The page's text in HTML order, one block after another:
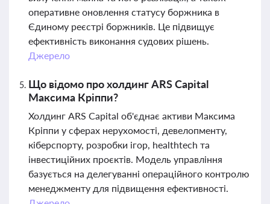
оперативне оновлення статусу боржника в
Єдиному реєстрі боржників. Це підвищує
ефективність виконання судових рішень.
Джерело
Що відомо про холдинг ARS Capital
Максима Кріппи?
Холдинг ARS Capital об'єднає активи Максима
Кріппи у сферах нерухомості, девелопменту,
кіберспорту, розробки ігор, healthtech та
інвестиційних проєктів. Модель управління
базується на делегуванні операційного контролю
менеджменту для підвищення ефективності.